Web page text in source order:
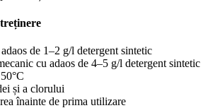
de 1–2 g/l detergent sintetic
cu adaos de 4–5 g/l detergent sintetic
și a clorului
înainte de prima utilizare